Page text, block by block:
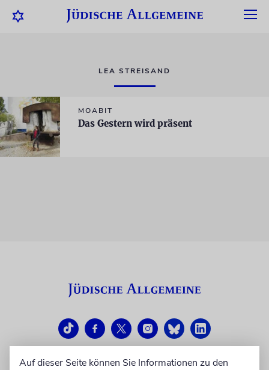
LEA STREISAND
MOABIT
Das Gestern wird präsent
Auf dieser Seite können Sie Informationen zu den